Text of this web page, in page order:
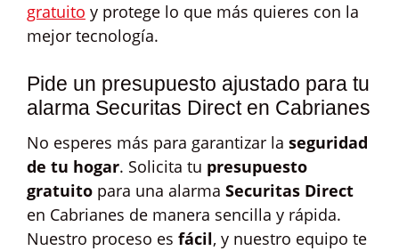
gratuito y protege lo que más quieres con la
mejor tecnología.
Pide un presupuesto ajustado para tu
alarma Securitas Direct en Cabrianes
No esperes más para garantizar la seguridad
de tu hogar. Solicita tu presupuesto
gratuito para una alarma Securitas Direct
en Cabrianes de manera sencilla y rápida.
Nuestro proceso es fácil, y nuestro equipo te